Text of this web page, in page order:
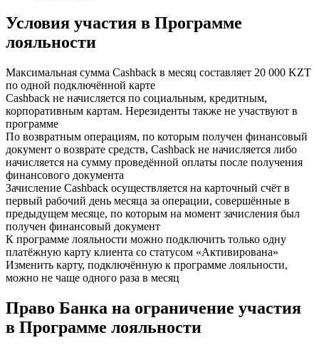
Условия участия в Программе
лояльности
Максимальная сумма Cashback в месяц составляет 20 000 KZT
по одной подключённой карте
Cashback не начисляется по социальным, кредитным,
корпоративным картам. Нерезиденты также не участвуют в
программе
По возвратным операциям, по которым получен финансовый
документ о возврате средств, Cashback не начисляется либо
начисляется на сумму проведённой оплаты после получения
финансового документа
Зачисление Cashback осуществляется на карточный счёт в
первый рабочий день месяца за операции, совершённые в
предыдущем месяце, по которым на момент зачисления был
получен финансовый документ
К программе лояльности можно подключить только одну
платёжную карту клиента со статусом «Активирована»
Изменить карту, подключённую к программе лояльности,
можно не чаще одного раза в месяц
Право Банка на ограничение участия
в Программе лояльности